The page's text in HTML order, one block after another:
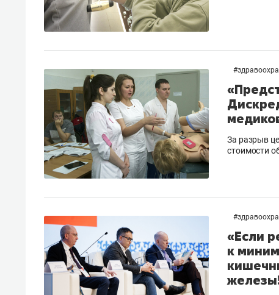
#
За разрыв
стоимости
#
«Если
к